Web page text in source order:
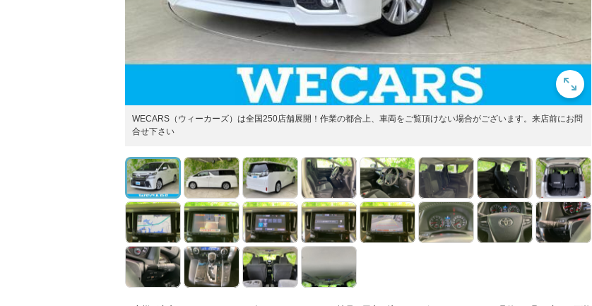
WECARS（ウィーカーズ）は全国250店舗展開！作業の都合上、車両をご覧頂けない場合がございます。来店前にお問
合せ下さい